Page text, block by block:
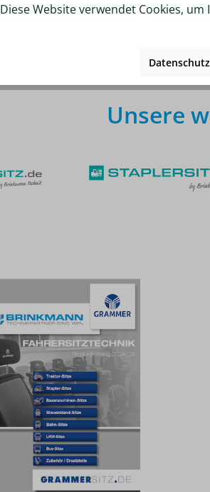
Merken Zum Vergleich
Unsere
Diese Website verwendet Cookies,